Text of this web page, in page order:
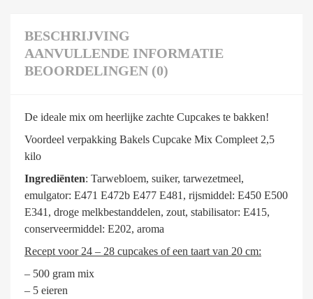
BESCHRIJVING
AANVULLENDE INFORMATIE
BEOORDELINGEN (0)
De ideale mix om heerlijke zachte Cupcakes te bakken!
Voordeel verpakking Bakels Cupcake Mix Compleet 2,5
kilo
Ingrediënten: Tarwebloem, suiker, tarwezetmeel,
emulgator: E471 E472b E477 E481, rijsmiddel: E450 E500
E341, droge melkbestanddelen, zout, stabilisator: E415,
conserveermiddel: E202, aroma
Recept voor 24 – 28 cupcakes of een taart van 20 cm:
– 500 gram mix
– 5 eieren